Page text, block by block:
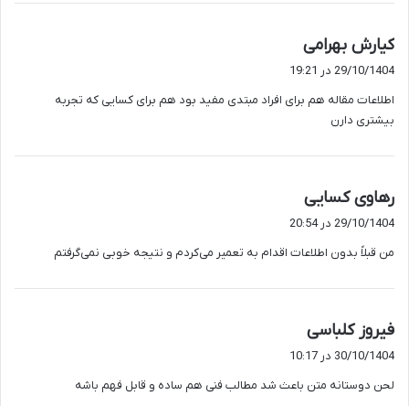
کیارش بهرامی
ف
:
29/10/1404 در 19:21
اطلاعات مقاله هم برای افراد مبتدی مفید بود هم برای کسایی که تجربه
بیشتری دارن
رهاوی کسایی
ف
:
29/10/1404 در 20:54
من قبلاً بدون اطلاعات اقدام به تعمیر می‌کردم و نتیجه خوبی نمی‌گرفتم
فیروز کلباسی
ف
30/10/1404 در 10:17
لحن دوستانه متن باعث شد مطالب فنی هم ساده و قابل فهم باشه